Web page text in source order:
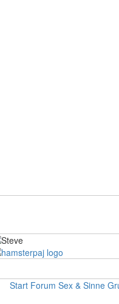
Start Forum Sex & Sinne